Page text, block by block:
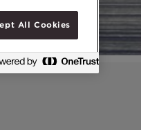
All Cookies